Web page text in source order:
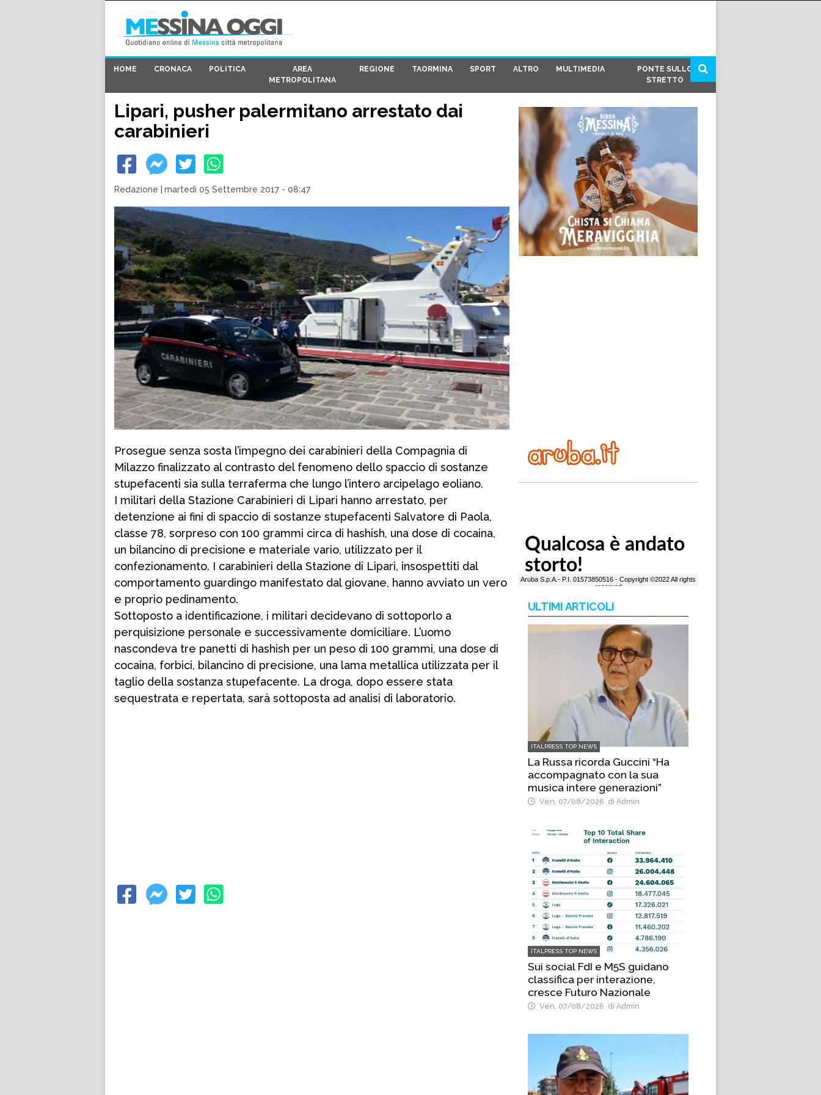
HOME CRONACA POLITICA
AREA
METROPOLITANA
REGIONE TAORMINA SPORT ALTRO MULTIMEDIA
PONTE SULLO
STRETTO
Lipari, pusher palermitano arrestato dai
carabinieri
Redazione martedì 05 Settembre 2017 - 08:47
Prosegue senza sosta l’impegno dei carabinieri della Compagnia di
Milazzo finalizzato al contrasto del fenomeno dello spaccio di sostanze
stupefacenti sia sulla terraferma che lungo l’intero arcipelago eoliano.
I militari della Stazione Carabinieri di Lipari hanno arrestato, per
detenzione ai fini di spaccio di sostanze stupefacenti Salvatore di Paola,
classe 78, sorpreso con 100 grammi circa di hashish, una dose di cocaina,
un bilancino di precisione e materiale vario, utilizzato per il
confezionamento. I carabinieri della Stazione di Lipari, insospettiti dal
comportamento guardingo manifestato dal giovane, hanno avviato un vero
e proprio pedinamento.
Sottoposto a identificazione, i militari decidevano di sottoporlo a
perquisizione personale e successivamente domiciliare. L’uomo
nascondeva tre panetti di hashish per un peso di 100 grammi, una dose di
cocaina, forbici, bilancino di precisione, una lama metallica utilizzata per il
taglio della sostanza stupefacente. La droga, dopo essere stata
sequestrata e repertata, sarà sottoposta ad analisi di laboratorio.
ULTIMI ARTICOLI
ITALPRESS TOP NEWS
La Russa ricorda Guccini “Ha
accompagnato con la sua
musica intere generazioni”
Ven, 07/08/2026 di Admin
ITALPRESS TOP NEWS
Sui social FdI e M5S guidano
classifica per interazione,
cresce Futuro Nazionale
Ven, 07/08/2026 di Admin